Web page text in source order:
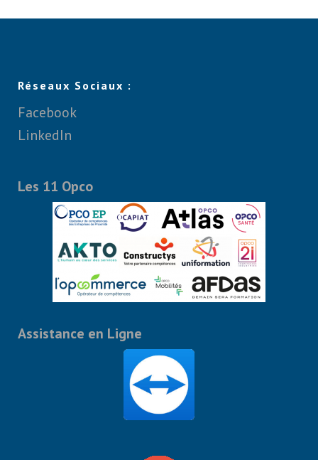
Réseaux Sociaux :
Facebook
LinkedIn
Les 11 Opco
Assistance en Ligne